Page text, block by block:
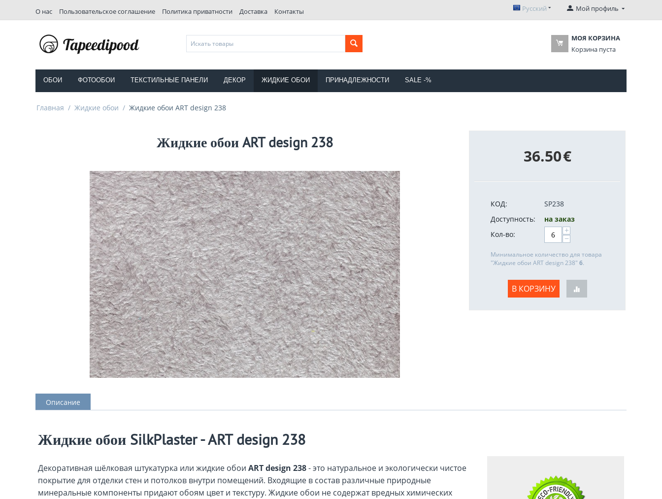
О нас Пользовательское соглашение Политика приватности Доставка Контакты Мой профиль
Русский
МОЯ КОРЗИНА
Корзина пуста
ОБОИ ФОТООБОИ ТЕКСТИЛЬНЫЕ ПАНЕЛИ ДЕКОР ЖИДКИЕ ОБОИ ПРИНАДЛЕЖНОСТИ SALE -%
Главная / Жидкие обои / Жидкие обои ART design 238
Жидкие обои ART design 238
36.50€
КОД:
SP238
Доступность:
на заказ
Кол-во:
+
−
Минимальное количество для товара
"Жидкие обои ART design 238" 6.
В КОРЗИНУ
Описание
Жидкие обои SilkPlaster - ART design 238
Декоративная шёлковая штукатурка или жидкие обои ART design 238- это натуральное и экологически чистое
покрытие для отделки стен и потолков внутри помещений. Входящие в состав различные природные
минеральные компоненты придают обоям цвет и текстуру. Жидкие обои не содержат вредных химических